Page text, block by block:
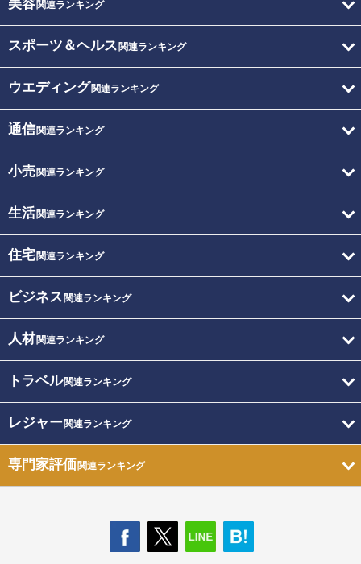
美容関連ランキング
スポーツ＆ヘルス 関連ランキング
ウエディング関連ランキング
通信関連ランキング
小売関連ランキング
生活関連ランキング
住宅関連ランキング
ビジネス 関連ランキング
人材関連ランキング
トラベル関連ランキング
レジャー関連ランキング
専門家評価関連ランキング